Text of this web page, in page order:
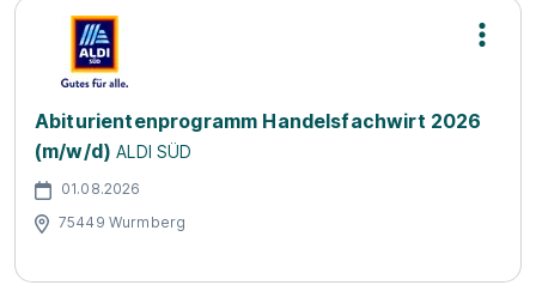
Abiturientenprogramm Handelsfachwirt 2026
(m/w/d) ALDI SÜD
01.08.2026
75449 Wurmberg